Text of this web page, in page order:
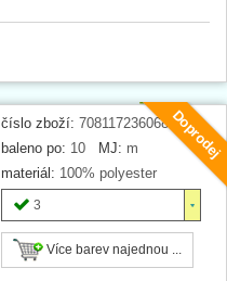
Doprodej
číslo zboží: 708117236068
baleno po: 10 MJ: m
materiál: 100% polyester
3
Více barev najednou ...